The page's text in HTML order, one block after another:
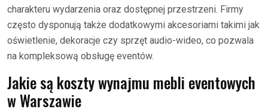
charakteru wydarzenia oraz dostępnej przestrzeni. Firmy
często dysponują także dodatkowymi akcesoriami takimi jak
oświetlenie, dekoracje czy sprzęt audio-wideo, co pozwala
na kompleksową obsługę eventów.
Jakie są koszty wynajmu mebli eventowych
w Warszawie